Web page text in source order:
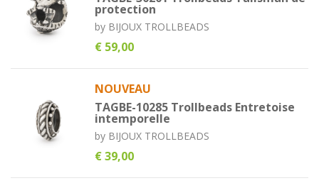
protection
by BIJOUX TROLLBEADS
€ 59,00
NOUVEAU
TAGBE-10285 Trollbeads Entretoise
intemporelle
by BIJOUX TROLLBEADS
€ 39,00